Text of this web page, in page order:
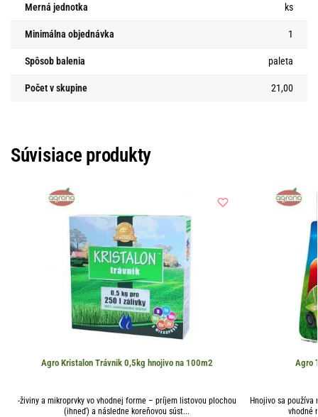
Merná jednotka ks
Minimálna objednávka 1
Spôsob balenia paleta
Počet v skupine 21,00
Súvisiace produkty
Agro Kristalon Trávnik 0,5kg hnojivo na 100m2
-živiny a mikroprvky vo vhodnej forme – príjem listovou plochou
(ihneď) a následne koreňovou súst...
Agro
Hnojivo sa
vhodné